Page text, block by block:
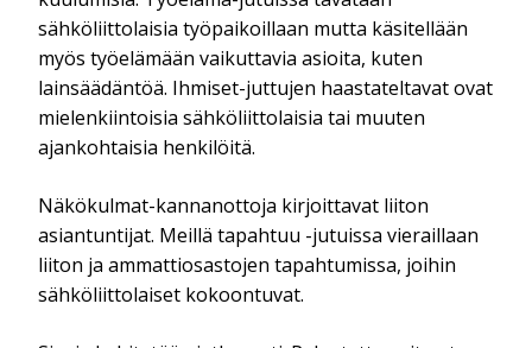
sähköliittolaisia työpaikoillaan mutta käsitellään
myös työelämään vaikuttavia asioita, kuten
lainsäädäntöä. Ihmiset-juttujen haastateltavat ovat
mielenkiintoisia sähköliittolaisia tai muuten
ajankohtaisia henkilöitä.
Näkökulmat-kannanottoja kirjoittavat liiton
asiantuntijat. Meillä tapahtuu -jutuissa vieraillaan
liiton ja ammattiosastojen tapahtumissa, joihin
sähköliittolaiset kokoontuvat.